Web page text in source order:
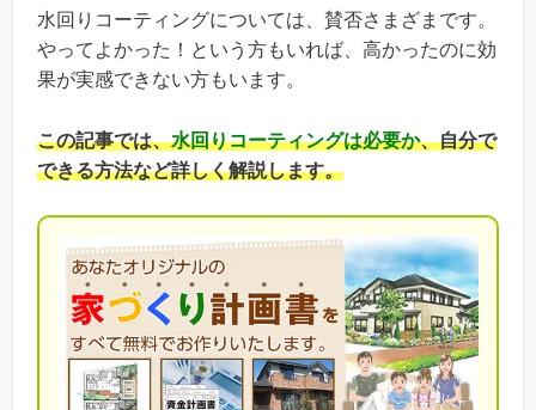
水回りコーティングについては、賛否さまざまです。
やってよかった！という方もいれば、高かったのに効
果が実感できない方もいます。
この記事では、水回りコーティングは必要か、自分で
できる方法など詳しく解説します。